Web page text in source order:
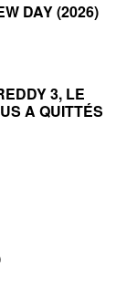
DAY (2026)
3, LE
A QUITTÉS